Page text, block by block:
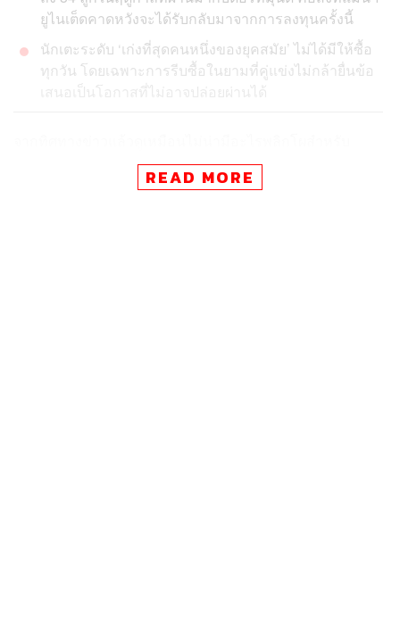
ยูไนเต็ดคาดหวังจะได้รับกลับมาจากการลงทุนครั้งนี้
นักเตะระดับ ‘เก่งที่สุดคนหนึ่งของยุคสมัย’ ไม่ได้มีให้ซื้อ
ทุกวัน โดยเฉพาะการรีบซื้อในยามที่คู่แข่งไม่กล้ายื่นข้อ
อนาคตของ จาดอน ซานโช ปีกจอมลีลาที่ดูจะได้ย้ายมาเป็น
สมาชิกใหม่ของทีม ‘ปีศาจแดง’ แมนเชสเตอร์ ยูไนเต็ด หลัง
READ MORE